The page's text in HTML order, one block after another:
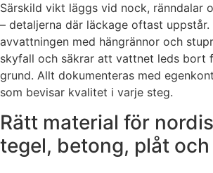
Särskild vikt läggs vid nock, ränndalar
– detaljerna där läckage oftast uppstår.
avvattningen med hängrännor och
skyfall och säkrar att vattnet leds bort
grund. Allt dokumenteras med
som bevisar kvalitet i varje steg.
Rätt material för
tegel, betong, plåt